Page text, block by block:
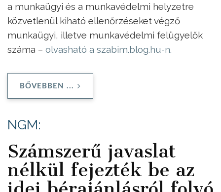
a munkaügyi és a munkavédelmi helyzetre
közvetlenül kiható ellenőrzéseket végző
munkaügyi, illetve munkavédelmi felügyelők
száma – olvasható a szabim.blog.hu-n.
BŐVEBBEN ...
NGM:
Számszerű javaslat
nélkül fejezték be az